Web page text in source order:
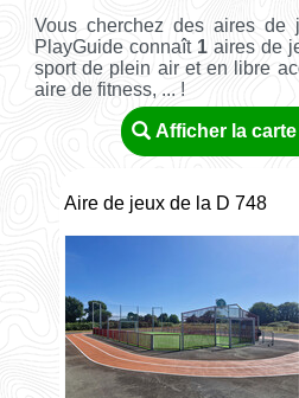
Vous cherchez des aires de
PlayGuide connaît 1 aires de
sport de plein air et en libre
aire de fitness, ... !
Afficher la
Aire de jeux de la D 748